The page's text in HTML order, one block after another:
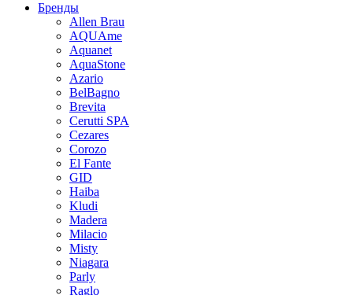
Бренды
Allen Brau
AQUAme
Aquanet
AquaStone
Azario
BelBagno
Brevita
Cerutti SPA
Cezares
Corozo
El Fante
GID
Haiba
Kludi
Madera
Milacio
Misty
Niagara
Parly
Raglo